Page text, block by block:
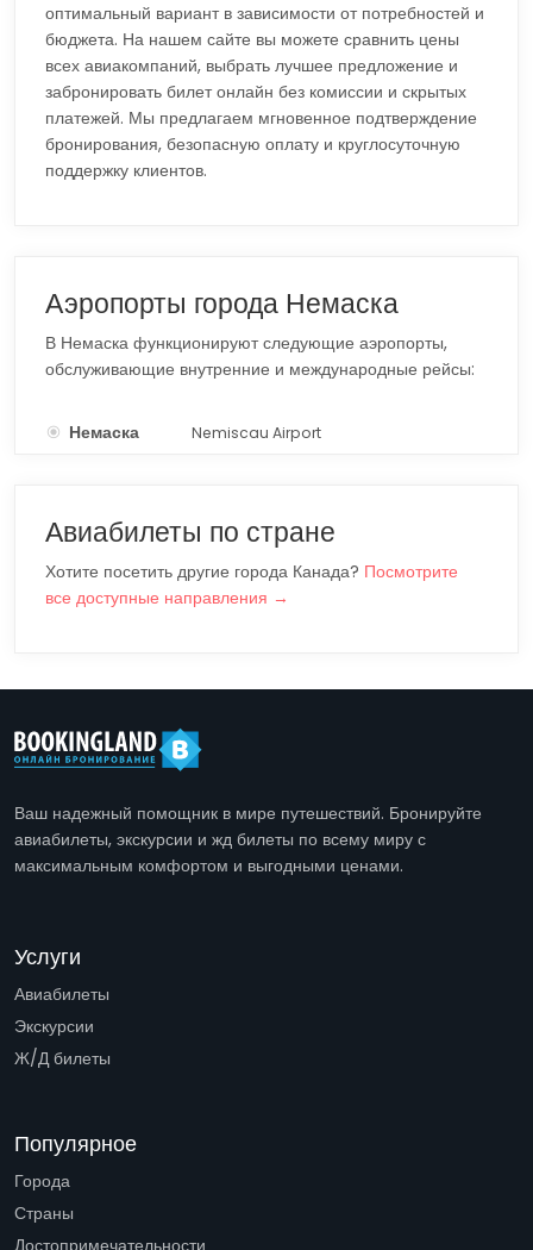
оптимальный вариант в зависимости от потребностей и
бюджета. На нашем сайте вы можете сравнить цены
всех авиакомпаний, выбрать лучшее предложение и
забронировать билет онлайн без комиссии и скрытых
платежей. Мы предлагаем мгновенное подтверждение
бронирования, безопасную оплату и круглосуточную
поддержку клиентов.
Аэропорты города Немаска
В Немаска функционируют следующие аэропорты,
обслуживающие внутренние и международные рейсы:
Немаска Nemiscau Airport
Авиабилеты по стране
Хотите посетить другие города Канада? Посмотрите
все доступные направления →
Ваш надежный помощник в мире путешествий. Бронируйте
авиабилеты, экскурсии и жд билеты по всему миру с
максимальным комфортом и выгодными ценами.
Услуги
Авиабилеты
Экскурсии
Ж/Д билеты
Популярное
Города
Страны
Достопримечательности